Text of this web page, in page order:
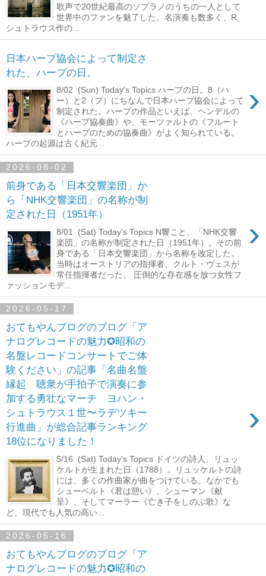
歌声で20世紀最高のソプラノのうちの一人として
世界中のファンを魅了した。名演奏も数多く、R.
シュトラウス作の...
日本ハープ協会によって制定さ
れた、ハープの日。
›
8/02 (Sun) Today's Topics ハープの日。8（ハ
ー）と2（プ）にちなんで日本ハープ協会によって
制定された。ハープの作品といえば、ヘンデルの
《ハープ協奏曲》や、モーツァルトの《フルート
とハープのための協奏曲》がよく知られている。
ハープの起源は古く紀元...
2026-08-02
前身である「日本交響楽団」か
ら「NHK交響楽団」の名称が制
定された日（1951年）
›
8/01 (Sat) Today's Topics N響こと、「NHK交響
楽団」の名称が制定された日（1951年）。その前
身である「日本交響楽団」から名称を改定した。
当時はオーストリアの指揮者、クルト・ヴェスが
常任指揮者だった。 圧倒的な存在感を放つ女性フ
ァッションモデ...
2026-05-17
おてもやんブログのブログ「ア
ナログレコードの魅力✪昭和の
名盤レコードコンサートでご体
験ください」の記事「名曲名盤
縁起 聴衆が手拍子で演奏に参
加する勇壮なマーチ ヨハン・
シュトラウス１世〜ラデツキー
行進曲」が総合記事ランキング
18位になりました！
›
5/16 (Sat) Today's Topics ドイツの詩人、リュッ
ケルトが生まれた日（1788）。リュッケルトの詩
には、多くの作曲家が曲をつけている。なかでも
シューベルト《君は憩い》、シューマン《献
呈》、そしてマーラー《亡き子をしのぶ歌》な
ど、現代でも人気の高い...
2026-05-16
おてもやんブログのブログ「ア
ナログレコードの魅力✪昭和の